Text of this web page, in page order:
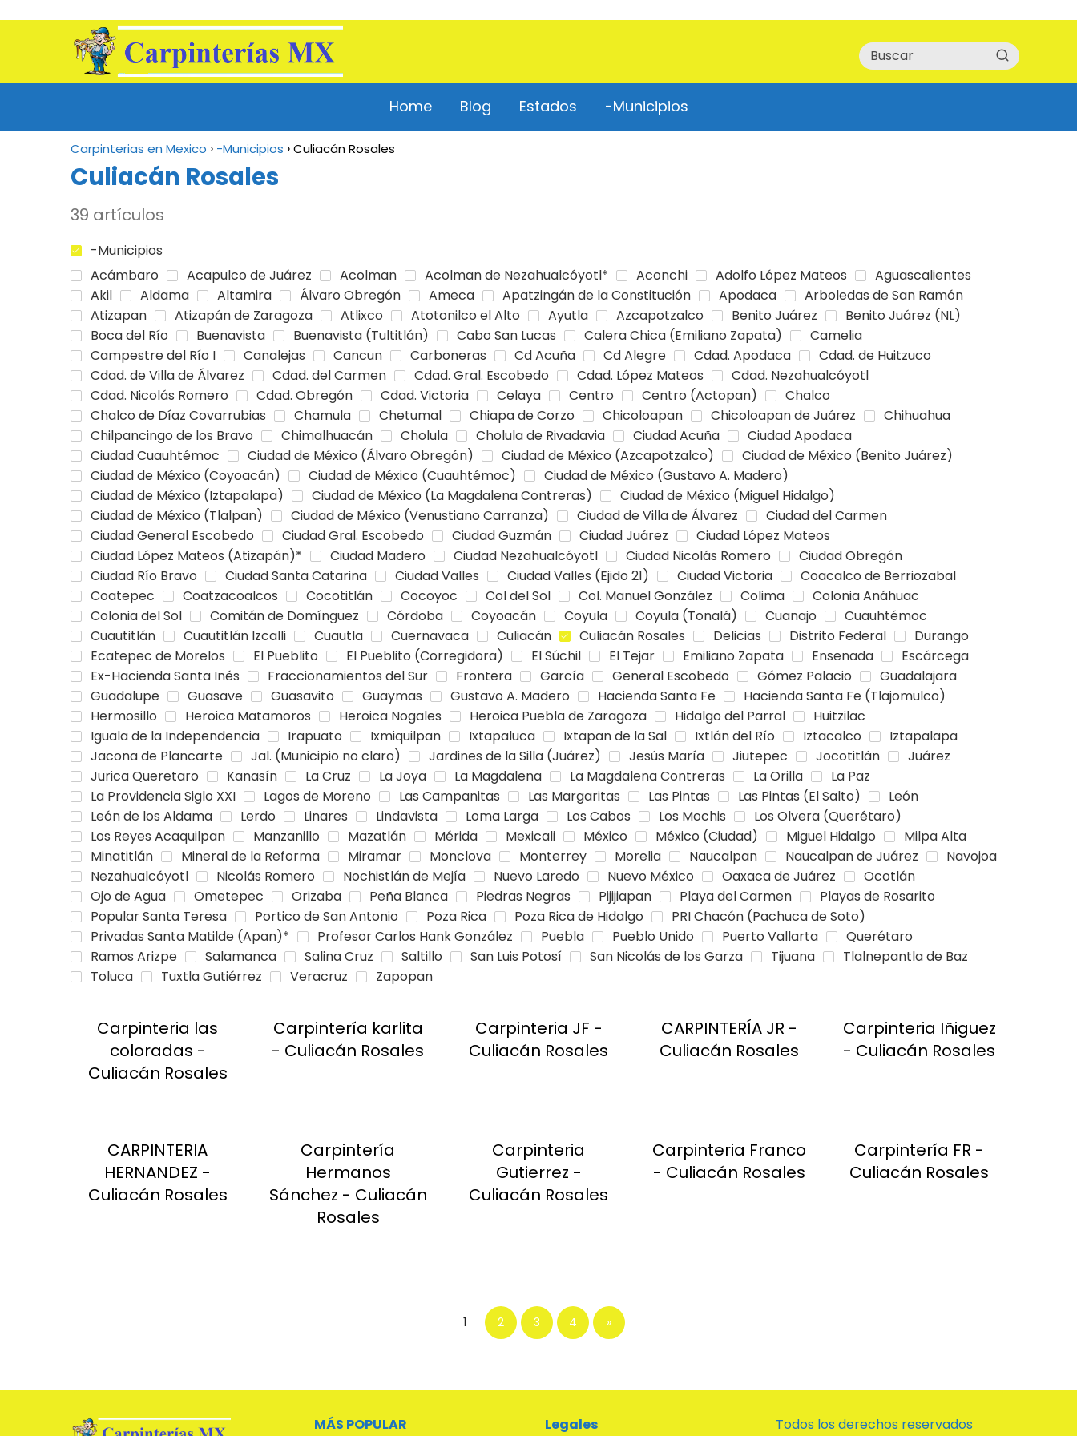
Home Blog Estados -Municipios
Carpinterias en Mexico -Municipios Culiacán Rosales
Culiacán Rosales
39 artículos
-Municipios
Acámbaro
Acapulco de Juárez Acolman Acolman de Nezahualcóyotl* Aconchi Adolfo López Mateos
Aguascalientes
Akil
Aldama Altamira Álvaro Obregón Ameca Apatzingán de la Constitución Apodaca
Arboledas de San Ramón
Atizapan
Atizapán de Zaragoza Atlixco Atotonilco el Alto Ayutla Azcapotzalco Benito Juárez
Benito Juárez (NL)
Boca del Río
Buenavista Buenavista (Tultitlán) Cabo San Lucas Calera Chica (Emiliano Zapata)
Camelia
Campestre del Río I
Canalejas Cancun Carboneras Cd Acuña Cd Alegre Cdad. Apodaca
Cdad. de Huitzuco
Cdad. de Villa de Álvarez
Cdad. del Carmen Cdad. Gral. Escobedo Cdad. López Mateos
Cdad. Nezahualcóyotl
Cdad. Nicolás Romero
Cdad. Obregón Cdad. Victoria Celaya Centro Centro (Actopan)
Chalco
Chalco de Díaz Covarrubias
Chamula Chetumal Chiapa de Corzo Chicoloapan Chicoloapan de Juárez
Chihuahua
Chilpancingo de los Bravo
Chimalhuacán Cholula Cholula de Rivadavia Ciudad Acuña
Ciudad Apodaca
Ciudad Cuauhtémoc
Ciudad de México (Álvaro Obregón) Ciudad de México (Azcapotzalco)
Ciudad de México (Benito Juárez)
Ciudad de México (Coyoacán)
Ciudad de México (Cuauhtémoc)
Ciudad de México (Gustavo A. Madero)
Ciudad de México (Iztapalapa)
Ciudad de México (La Magdalena Contreras)
Ciudad de México (Miguel Hidalgo)
Ciudad de México (Tlalpan)
Ciudad de México (Venustiano Carranza) Ciudad de Villa de Álvarez
Ciudad del Carmen
Ciudad General Escobedo
Ciudad Gral. Escobedo Ciudad Guzmán Ciudad Juárez
Ciudad López Mateos
Ciudad López Mateos (Atizapán)*
Ciudad Madero Ciudad Nezahualcóyotl Ciudad Nicolás Romero
Ciudad Obregón
Ciudad Río Bravo
Ciudad Santa Catarina Ciudad Valles Ciudad Valles (Ejido 21) Ciudad Victoria
Coacalco de Berriozabal
Coatepec
Coatzacoalcos Cocotitlán Cocoyoc Col del Sol Col. Manuel González Colima
Colonia Anáhuac
Colonia del Sol
Comitán de Domínguez Córdoba Coyoacán Coyula Coyula (Tonalá) Cuanajo
Cuauhtémoc
Cuautitlán
Cuautitlán Izcalli Cuautla Cuernavaca Culiacán Culiacán Rosales Delicias Distrito Federal
Durango
Ecatepec de Morelos
El Pueblito El Pueblito (Corregidora) El Súchil El Tejar Emiliano Zapata Ensenada
Escárcega
Ex-Hacienda Santa Inés
Fraccionamientos del Sur Frontera García General Escobedo Gómez Palacio
Guadalajara
Guadalupe
Guasave Guasavito Guaymas Gustavo A. Madero Hacienda Santa Fe
Hacienda Santa Fe (Tlajomulco)
Hermosillo
Heroica Matamoros Heroica Nogales Heroica Puebla de Zaragoza Hidalgo del Parral
Huitzilac
Iguala de la Independencia
Irapuato Ixmiquilpan Ixtapaluca Ixtapan de la Sal Ixtlán del Río Iztacalco
Iztapalapa
Jacona de Plancarte
Jal. (Municipio no claro) Jardines de la Silla (Juárez) Jesús María Jiutepec Jocotitlán
Juárez
Jurica Queretaro
Kanasín La Cruz La Joya La Magdalena La Magdalena Contreras La Orilla
La Paz
La Providencia Siglo XXI
Lagos de Moreno Las Campanitas Las Margaritas Las Pintas Las Pintas (El Salto)
León
León de los Aldama
Lerdo Linares Lindavista Loma Larga Los Cabos Los Mochis
Los Olvera (Querétaro)
Los Reyes Acaquilpan
Manzanillo Mazatlán Mérida Mexicali México México (Ciudad) Miguel Hidalgo
Milpa Alta
Minatitlán
Mineral de la Reforma Miramar Monclova Monterrey Morelia Naucalpan Naucalpan de Juárez
Navojoa
Nezahualcóyotl
Nicolás Romero Nochistlán de Mejía Nuevo Laredo Nuevo México Oaxaca de Juárez
Ocotlán
Ojo de Agua
Ometepec Orizaba Peña Blanca Piedras Negras Pijijiapan Playa del Carmen
Playas de Rosarito
Popular Santa Teresa
Portico de San Antonio Poza Rica Poza Rica de Hidalgo
PRI Chacón (Pachuca de Soto)
Privadas Santa Matilde (Apan)*
Profesor Carlos Hank González Puebla Pueblo Unido Puerto Vallarta
Querétaro
Ramos Arizpe
Salamanca Salina Cruz Saltillo San Luis Potosí San Nicolás de los Garza Tijuana
Tlalnepantla de Baz
Toluca
Tuxtla Gutiérrez Veracruz Zapopan
Carpinteria las
coloradas -
Culiacán Rosales
Carpintería karlita
- Culiacán Rosales
Carpinteria JF -
Culiacán Rosales
CARPINTERÍA JR -
Culiacán Rosales
Carpinteria Iñiguez
- Culiacán Rosales
CARPINTERIA
HERNANDEZ -
Culiacán Rosales
Carpintería
Hermanos
Sánchez - Culiacán
Rosales
Carpinteria
Gutierrez -
Culiacán Rosales
Carpinteria Franco
- Culiacán Rosales
Carpintería FR -
Culiacán Rosales
1 2 3 4 »
MÁS POPULAR Legales
Todos los derechos reservados